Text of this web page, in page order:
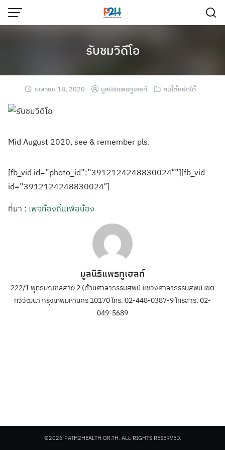
รับชมวิดีโอ
เมษายน 18, 2020 มูลนิธิแพธทูเฮลท์ คนใต้หยัดได้
Mid August 2020, see & remember pls.
[fb_vid id=”photo_id”:”3912124248830024″”][fb_vid
id=”3912124248830024″]
ที่มา : เพจท้องถิ่นเพื่อน้อง
มูลนิธิแพธทูเฮลท์
222/1 พุทธมณฑลสาย 2 (ด้านศาลาธรรมสพน์ แขวงศาลาธรรมสพน์ เขต
ทวีวัฒนา กรุงเทพมหานคร 10170 โทร. 02-448-0387-9 โทรสาร. 02-
049-5689
©2026 PATH2HEALTH.OR.TH. ALL RIGHTS RESERVED.